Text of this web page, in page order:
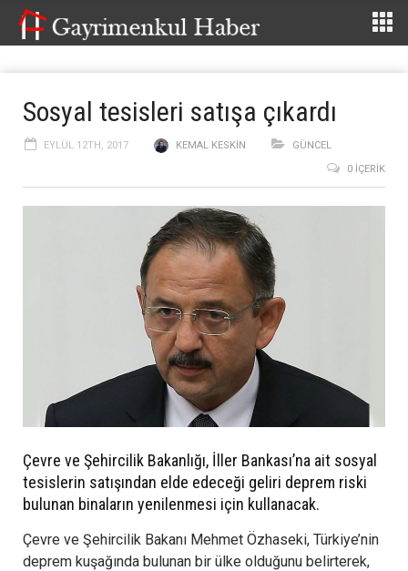
Sosyal tesisleri satışa çıkardı
EYLÜL 12TH, 2017 KEMAL KESKIN
GÜNCEL
0 İÇERIK
Çevre ve Şehircilik Bakanlığı, İller Bankası’na ait sosyal
tesislerin satışından elde edeceği geliri deprem riski
bulunan binaların yenilenmesi için kullanacak.
Çevre ve Şehircilik Bakanı Mehmet Özhaseki, Türkiye’nin
deprem kuşağında bulunan bir ülke olduğunu belirterek,